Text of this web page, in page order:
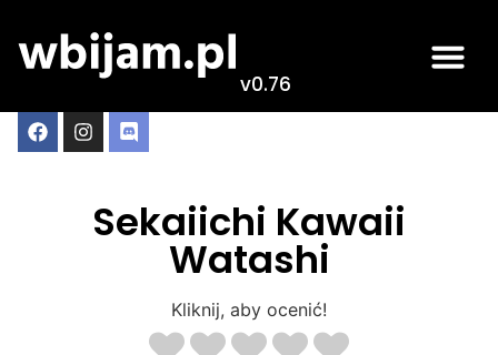
v0.76
Sekaiichi Kawaii
Watashi
Kliknij, aby ocenić!